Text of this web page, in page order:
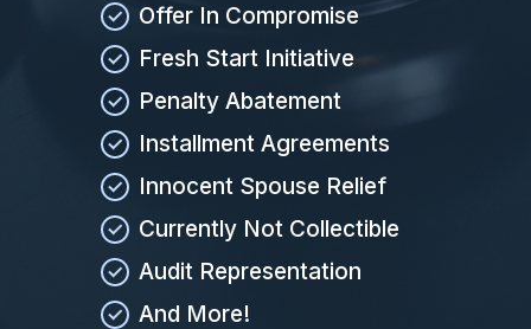
Offer In Compromise
Fresh Start Initiative
Penalty Abatement
Installment Agreements
Innocent Spouse Relief
Currently Not Collectible
Audit Representation
And More!